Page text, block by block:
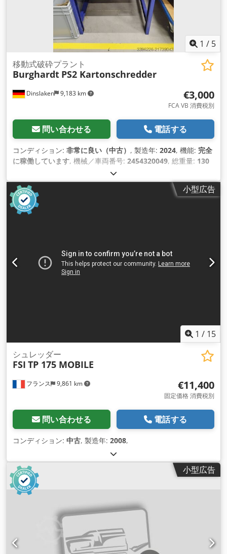
1 / 5
Dinslaken 9,183 km
移動式破砕プラント
Burghardt PS2 Kartonschredder
€3,000
FCA VB 消費税別
問い合わせる 電話する
コンディション: 非常に良い（中古） , 製造年: 2024, 機能: 完全
に稼働しています, 機械／車両番号: 2454320049, 総重量: 130
660 mm
mm, 出力:1.5 キロワット (2.04 馬力), 入力電圧:230 V, 最大
切断幅:420 mm 小型広告
1 / 15
フランス 9,861 km
シュレッダー
FSI TP 175 MOBILE
€11,400
固定価格 消費税別
問い合わせる 電話する
コンディション: 中古, 製造年: 2008,
小型広告